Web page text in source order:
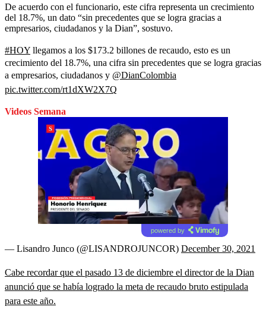
De acuerdo con el funcionario, este cifra representa un crecimiento
del 18.7%, un dato “sin precedentes que se logra gracias a
empresarios, ciudadanos y la Dian”, sostuvo.
#HOY llegamos a los $173.2 billones de recaudo, esto es un
crecimiento del 18.7%, una cifra sin precedentes que se logra gracias
a empresarios, ciudadanos y @DianColombia
pic.twitter.com/rt1dXW2X7Q
Videos Semana
powered by
— Lisandro Junco (@LISANDROJUNCOR) December 30, 2021
Cabe recordar que el pasado 13 de diciembre el director de la Dian
anunció que se había logrado la meta de recaudo bruto estipulada
para este año.